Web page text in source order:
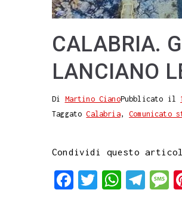
CALABRIA.
LANCIANO
Di Martino CianoPubblicato il
TaggatoCalabria,Comunicato
Condividi questo
F
T
W
T
M